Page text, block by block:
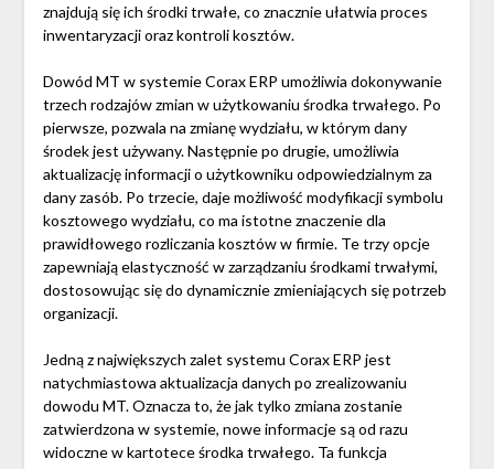
znajdują się ich środki trwałe, co znacznie ułatwia proces
inwentaryzacji oraz kontroli kosztów.
Dowód MT w systemie Corax ERP umożliwia dokonywanie
trzech rodzajów zmian w użytkowaniu środka trwałego. Po
pierwsze, pozwala na zmianę wydziału, w którym dany
środek jest używany. Następnie po drugie, umożliwia
aktualizację informacji o użytkowniku odpowiedzialnym za
dany zasób. Po trzecie, daje możliwość modyfikacji symbolu
kosztowego wydziału, co ma istotne znaczenie dla
prawidłowego rozliczania kosztów w firmie. Te trzy opcje
zapewniają elastyczność w zarządzaniu środkami trwałymi,
dostosowując się do dynamicznie zmieniających się potrzeb
organizacji.
Jedną z największych zalet systemu Corax ERP jest
natychmiastowa aktualizacja danych po zrealizowaniu
dowodu MT. Oznacza to, że jak tylko zmiana zostanie
zatwierdzona w systemie, nowe informacje są od razu
widoczne w kartotece środka trwałego. Ta funkcja